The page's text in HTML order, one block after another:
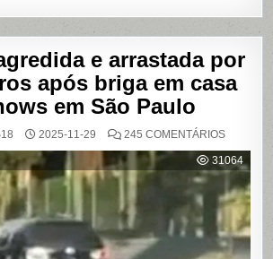
e arrastada por
após briga em casa
em São Paulo
2025-11-29 245 COMENTÁRIOSEM
É
E
POR
APÓS
BRIGA
EM
CASA
31064